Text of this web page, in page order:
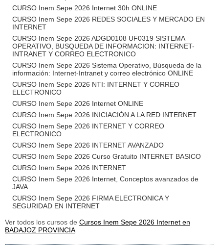
CURSO Inem Sepe 2026 Internet 30h ONLINE
CURSO Inem Sepe 2026 REDES SOCIALES Y MERCADO EN
INTERNET
CURSO Inem Sepe 2026 ADGD0108 UF0319 SISTEMA
OPERATIVO, BUSQUEDA DE INFORMACION: INTERNET-
INTRANET Y CORREO ELECTRONICO
CURSO Inem Sepe 2026 Sistema Operativo, Búsqueda de la
información: Internet-Intranet y correo electrónico ONLINE
CURSO Inem Sepe 2026 NTI: INTERNET Y CORREO
ELECTRONICO
CURSO Inem Sepe 2026 Internet ONLINE
CURSO Inem Sepe 2026 INICIACIÓN A LA RED INTERNET
CURSO Inem Sepe 2026 INTERNET Y CORREO
ELECTRONICO
CURSO Inem Sepe 2026 INTERNET AVANZADO
CURSO Inem Sepe 2026 Curso Gratuito INTERNET BASICO
CURSO Inem Sepe 2026 INTERNET
CURSO Inem Sepe 2026 Internet, Conceptos avanzados de
JAVA
CURSO Inem Sepe 2026 FIRMA ELECTRONICA Y
SEGURIDAD EN INTERNET
Ver todos los cursos de Cursos Inem Sepe 2026 Internet en
BADAJOZ PROVINCIA